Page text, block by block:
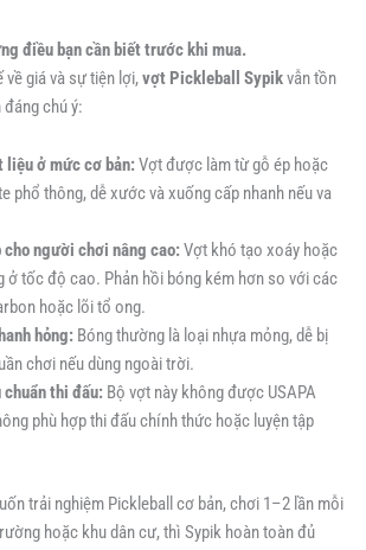
điều bạn cần biết trước khi mua.
về giá và sự tiện lợi,vợt Pickleball Sypikvẫn tồn
chú ý:
liệu ở mức cơ bản:Vợt được làm từ gỗ ép hoặc
phổ thông, dễ xước và xuống cấp nhanh nếu va
cho người chơi nâng cao:Vợt khó tạo xoáy hoặc
ở tốc độ cao. Phản hồi bóng kém hơn so với các
hoặc lõi tổ ong.
hỏng:Bóng thường là loại nhựa mỏng, dễ bị
chơi nếu dùng ngoài trời.
thi đấu:Bộ vợt này không được USAPA
phù hợp thi đấu chính thức hoặc luyện tập
trải nghiệm Pickleball cơ bản, chơi 1–2 lần mỗi
hoặc khu dân cư, thì Sypik hoàn toàn đủ